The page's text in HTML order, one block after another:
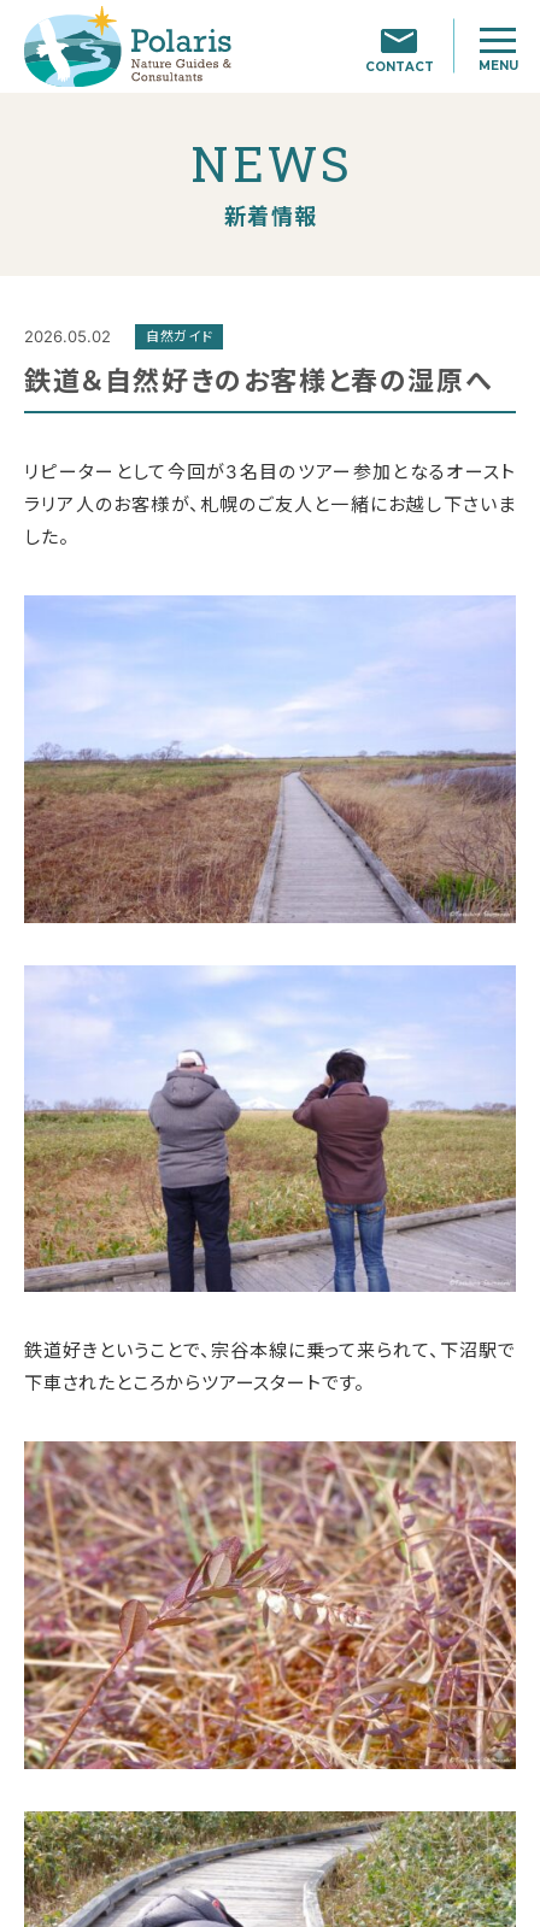
CONTACT MENU
NEWS
新着情報
2026.05.02 自然ガイド
鉄道＆自然好きのお客様と春の湿原へ
リピーターとして今回が3名目のツアー参加となるオースト
ラリア人のお客様が、札幌のご友人と一緒にお越し下さいま
した。
鉄道好きということで、宗谷本線に乗って来られて、下沼駅で
下車されたところからツアースタートです。